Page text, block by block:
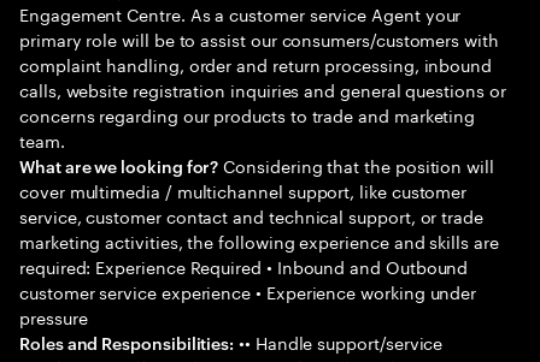
Engagement Centre. As a customer service Agent your
primary role will be to assist our consumers/customers with
complaint handling, order and return processing, inbound
calls, website registration inquiries and general questions or
concerns regarding our products to trade and marketing
team.
What are we looking for? Considering that the position will
cover multimedia / multichannel support, like customer
service, customer contact and technical support, or trade
marketing activities, the following experience and skills are
required: Experience Required • Inbound and Outbound
customer service experience • Experience working under
pressure
Roles and Responsibilities: •• Handle support/service